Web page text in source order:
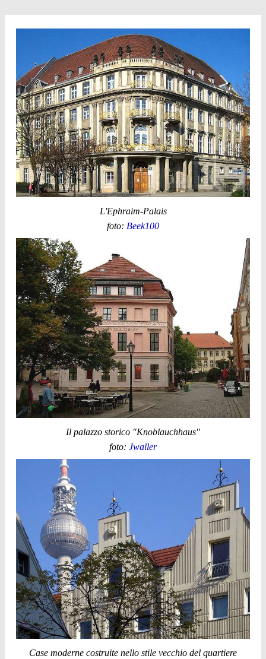
L'Ephraim-Palais
foto: Beek100
Il palazzo storico "Knoblauchhaus"
foto: Jwaller
Case moderne costruite nello stile vecchio del quartiere